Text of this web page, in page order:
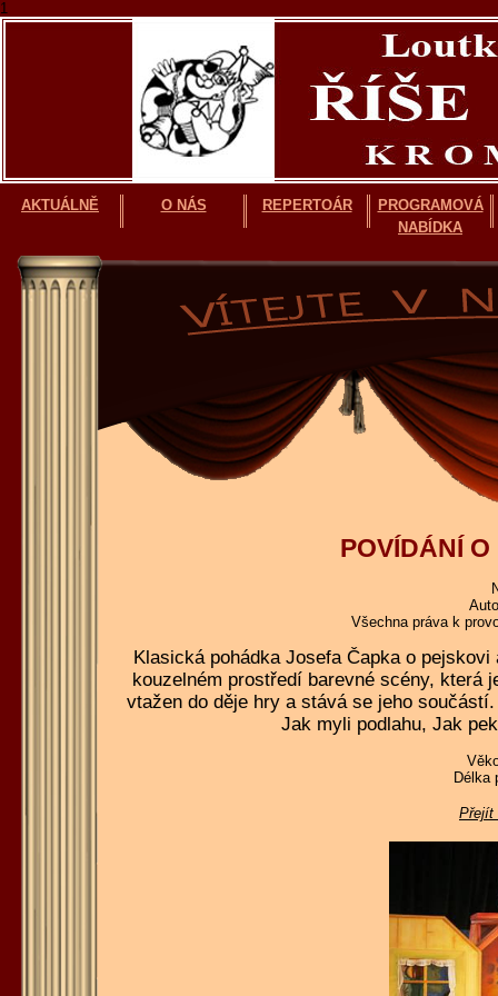
1
AKTUÁLNĚ O NÁS REPERTOÁR
PROGRAMOVÁ
NABÍDKA
POVÍDÁNÍ
Všechna práva k
Klasická pohádka Josefa Čapka o
kouzelném prostředí barevné scény, která
vtažen do děje hry a stává se jeho
Jak myli podlahu, Jak
Délka
Přejít